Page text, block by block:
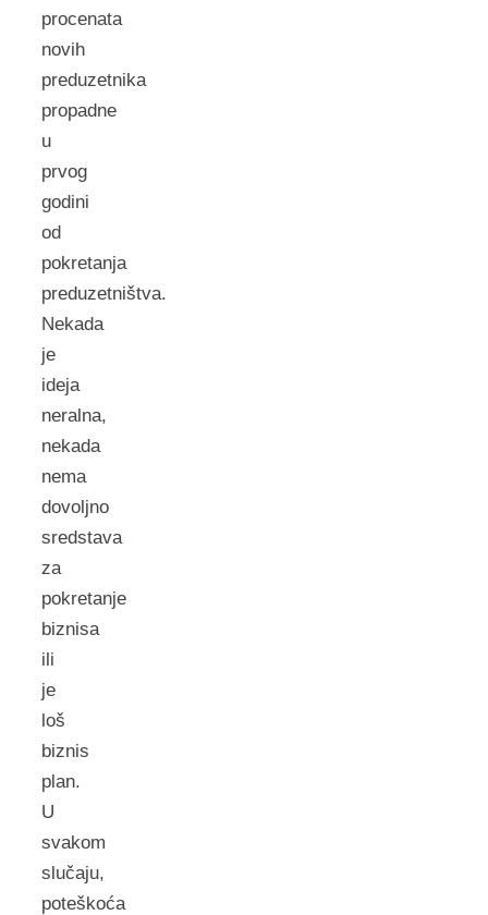
procenata
novih
preduzetnika
propadne
u
prvog
godini
od
pokretanja
preduzetništva.
Nekada
je
ideja
neralna,
nekada
nema
dovoljno
sredstava
za
pokretanje
biznisa
ili
je
loš
biznis
plan.
U
svakom
slučaju,
poteškoća